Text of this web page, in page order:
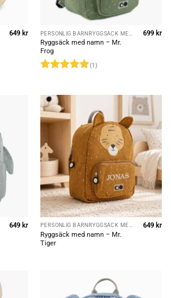
649 kr
Ryggsäck med namn – Mr.
Frog
(1)
699 kr
649kr PERSONLIG BARNRYGGSÄCK MED NAMN
Ryggsäck med namn – Mr.
Tiger
649kr